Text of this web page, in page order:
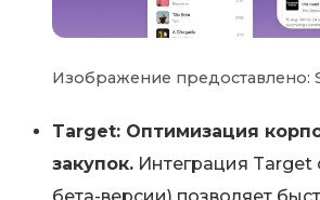
Изображение предоставлено:
Target: Оптимизация
закупок. Интеграция Target